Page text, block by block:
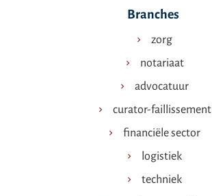
Branches
zorg
notariaat
advocatuur
curator-faillissement
financiële sector
logistiek
techniek